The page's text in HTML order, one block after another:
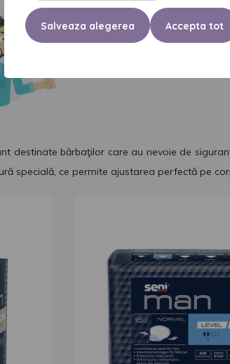
Încercaţi să folosiţi
destinate bărbaţilor care au nevoie de
specială, ce permite ajustarea perfectă pe
Salveaza alegerea Accepta tot